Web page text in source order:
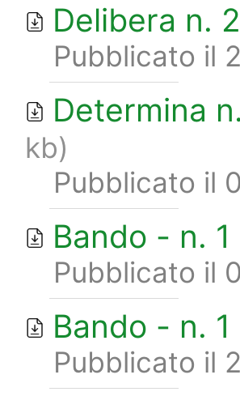
Delibera n.
Pubblicato il
Determina
kb)
Pubblicato il
Bando - n.
Pubblicato il
Bando - n.
Pubblicato il